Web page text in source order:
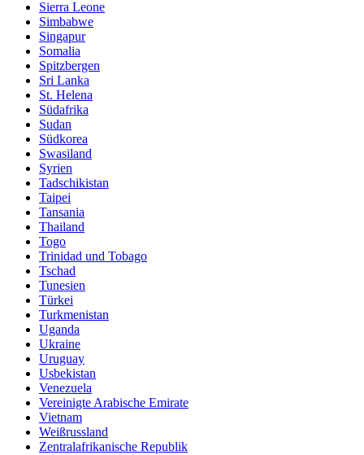
Sierra Leone
Simbabwe
Singapur
Somalia
Spitzbergen
Sri Lanka
St. Helena
Südafrika
Sudan
Südkorea
Swasiland
Syrien
Tadschikistan
Taipei
Tansania
Thailand
Togo
Trinidad und Tobago
Tschad
Tunesien
Türkei
Turkmenistan
Uganda
Ukraine
Uruguay
Usbekistan
Venezuela
Vereinigte Arabische Emirate
Vietnam
Weißrussland
Zentralafrikanische Republik